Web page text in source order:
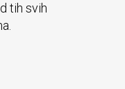
tih svih